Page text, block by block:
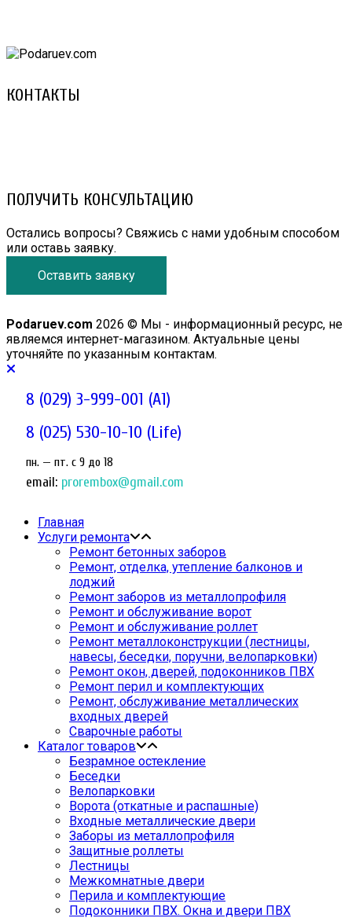
КОНТАКТЫ
ПОЛУЧИТЬ КОНСУЛЬТАЦИЮ
Остались вопросы? Свяжись с нами удобным способом
или оставь заявку.
Оставить заявку
Podaruev.com 2026 © Мы - информационный ресурс, не
являемся интернет-магазином. Актуальные цены
уточняйте по указанным контактам.
8 (029) 3-999-001 (A1)
8 (025) 530-10-10 (Life)
пн. — пт. c 9 до 18
email: prorembox@gmail.com
Главная
Услуги ремонта
Ремонт бетонных заборов
Ремонт, отделка, утепление балконов и
лоджий
Ремонт заборов из металлопрофиля
Ремонт и обслуживание ворот
Ремонт и обслуживание роллет
Ремонт металлоконструкции (лестницы,
навесы, беседки, поручни, велопарковки)
Ремонт окон, дверей, подоконников ПВХ
Ремонт перил и комплектующих
Ремонт, обслуживание металлических
входных дверей
Сварочные работы
Каталог товаров
Безрамное остекление
Беседки
Велопарковки
Ворота (откатные и распашные)
Входные металлические двери
Заборы из металлопрофиля
Защитные роллеты
Лестницы
Межкомнатные двери
Перила и комплектующие
Подоконники ПВХ. Окна и двери ПВХ